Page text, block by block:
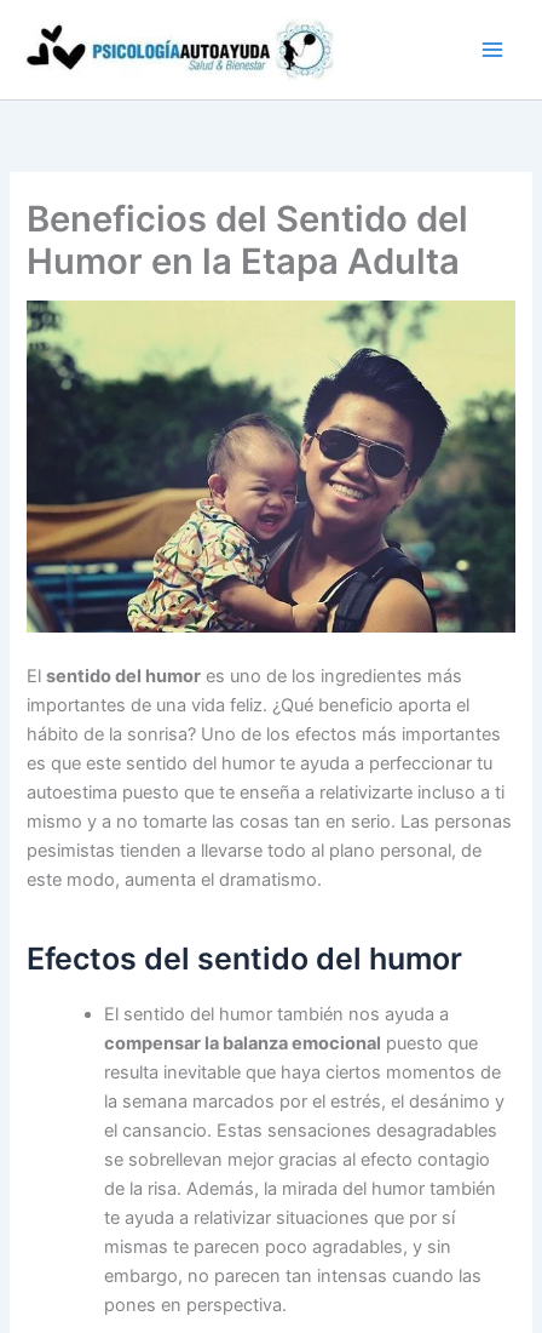
contenido
Beneficios del Sentido del
Humor en la Etapa Adulta
Elsentido del humor es uno de los ingredientes más
importantes de una vida feliz. ¿Qué beneficio aporta el
hábito de la sonrisa? Uno de los efectos más importantes
es que este sentido del humor te ayuda a perfeccionar tu
autoestima puesto que te enseña a relativizarte incluso a ti
mismo y a no tomarte las cosas tan en serio. Las personas
pesimistas tienden a llevarse todo al plano personal, de
este modo, aumenta el dramatismo.
Efectos del sentido del humor
El sentido del humor también nos ayuda a
compensar la balanza emocional puesto que
resulta inevitable que haya ciertos momentos de
la semana marcados por el estrés, el desánimo y
el cansancio. Estas sensaciones desagradables
se sobrellevan mejor gracias al efecto contagio
de la risa. Además, la mirada del humor también
te ayuda a relativizar situaciones que por sí
mismas te parecen poco agradables, y sin
embargo, no parecen tan intensas cuando las
pones en perspectiva.